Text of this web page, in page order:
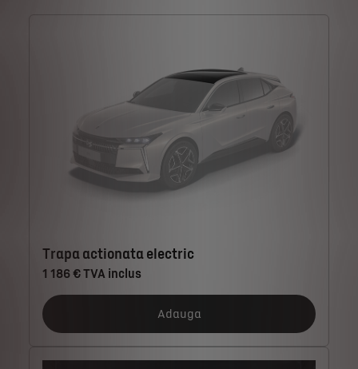
Trapa actionata electric
1 186 € TVA inclus
Adauga